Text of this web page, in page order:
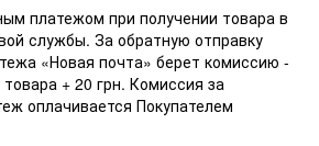
платежом при получении товара в
службы. За обратную отправку
«Новая почта» берет комиссию -
+ 20 грн. Комиссия за
оплачивается Покупателем